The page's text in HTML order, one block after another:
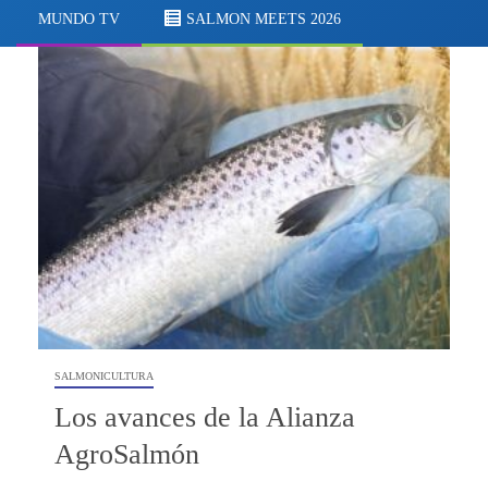
MUNDO TV SALMON MEETS 2026
SALMONICULTURA
Los avances de la Alianza
AgroSalmón